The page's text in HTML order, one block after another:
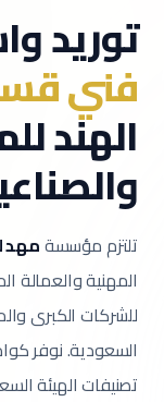
توريد
فني
الهند
تلتزم مؤسسةمهد
المهنية
للشركات الكبرى
السعودية.نوفر
تصنيفات الهيئة